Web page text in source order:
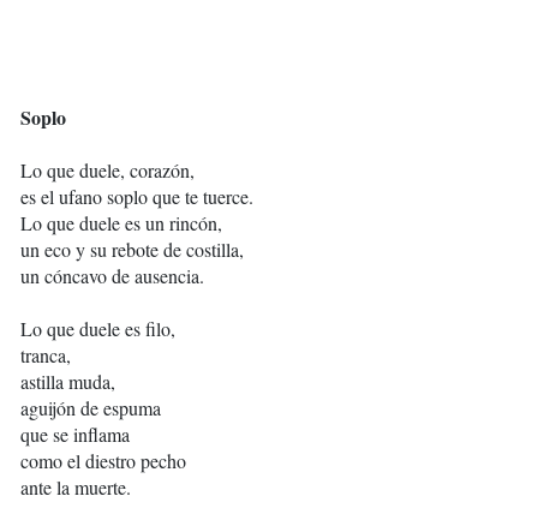
Soplo
Lo que duele, corazón,
es el ufano soplo que te tuerce.
Lo que duele es un rincón,
un eco y su rebote de costilla,
un cóncavo de ausencia.
Lo que duele es filo,
tranca,
astilla muda,
aguijón de espuma
que se inflama
como el diestro pecho
ante la muerte.